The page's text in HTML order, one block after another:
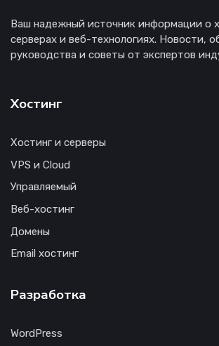
Ваш надежный источник информации о
серверах и веб-технологиях. Новости,
руководства и советы от экспертов
Хостинг
Хостинг и серверы
VPS и Cloud
Управляемый
Веб-хостинг
Домены
Email хостинг
Разработка
WordPress